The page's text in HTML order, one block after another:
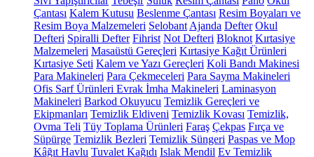
Çantası Kalem Kutusu Beslenme Çantası Resim Boyaları ve
Resim Boya Malzemeleri Selobant Ajanda Defter Okul
Defteri Spiralli Defter Fihrist Not Defteri Bloknot Kırtasiye
Malzemeleri Masaüstü Gereçleri Kırtasiye Kağıt Ürünleri
Kırtasiye Seti Kalem ve Yazı Gereçleri Koli Bandı Makinesi
Para Makineleri Para Çekmeceleri Para Sayma Makineleri
Ofis Sarf Ürünleri Evrak İmha Makineleri Laminasyon
Makineleri Barkod Okuyucu Temizlik Gereçleri ve
Ekipmanları Temizlik Eldiveni Temizlik Kovası Temizlik,
Ovma Teli Tüy Toplama Ürünleri Faraş Çekpas Fırça ve
Süpürge Temizlik Bezleri Temizlik Süngeri Paspas ve Mop
Kâğıt Havlu Tuvalet Kağıdı Islak Mendil Ev Temizlik